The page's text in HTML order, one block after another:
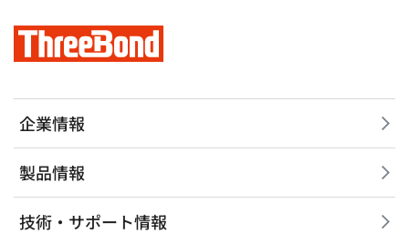
企業情報
製品情報
技術・サポート情報